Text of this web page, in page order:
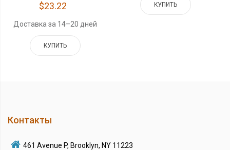
$23.22
Доставка за 14–20 дней
КУПИТЬ
КУПИТЬ
Контакты
461 Avenue P, Brooklyn, NY 11223